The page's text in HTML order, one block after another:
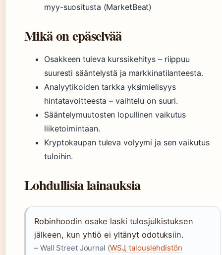
myy-suositusta (MarketBeat)
Mikä on epäselvää
Osakkeen tuleva kurssikehitys – riippuu
suuresti sääntelystä ja markkinatilanteesta.
Analyytikoiden tarkka yksimielisyys
hintatavoitteesta – vaihtelu on suuri.
Sääntelymuutosten lopullinen vaikutus
liiketoimintaan.
Kryptokaupan tuleva volyymi ja sen vaikutus
tuloihin.
Lohdullisia lainauksia
Robinhoodin osake laski tulosjulkistuksen
jälkeen, kun yhtiö ei yltänyt odotuksiin.
– Wall Street Journal (WSJ, talouslehdistön